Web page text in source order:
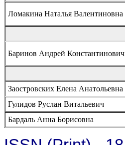
Ломакина Наталья Валентиновна
Баринов Андрей Константинович
Заостровских Елена Анатольевна
Гулидов Руслан Витальевич
Бардаль Анна Борисовна